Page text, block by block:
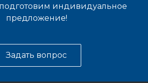
индивидуальное
предложение!
Задать вопрос